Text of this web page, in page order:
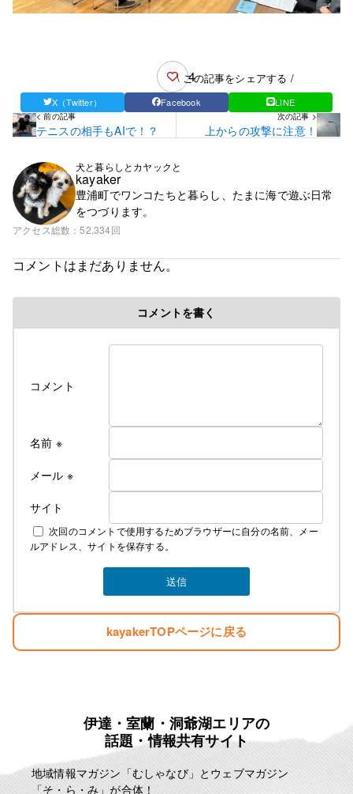
4
\ この記事をシェアする /
X（Twitter） Facebook LINE
< 前の記事
テニスの相手もAIで！？
次の記事 >
上からの攻撃に注意！
犬と暮らしとカヤックと
kayaker
豊浦町でワンコたちと暮らし、たまに海で遊ぶ日常
をつづります。
アクセス総数 52,334回
コメントはまだありません。
コメントを書く
コメント
名前 ※
メール ※
サイト
次回のコメントで使用するためブラウザーに自分の名前、メー
ルアドレス、サイトを保存する。
kayakerTOPページに戻る
伊達・室蘭・洞爺湖エリアの
話題・情報共有サイト
地域情報マガジン「むしゃなび」とウェブマガジン
「そ・ら・み」が合体！